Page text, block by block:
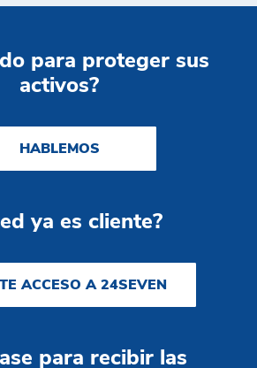
para proteger sus
activos?
HABLEMOS
ya es cliente?
ACCESO A 24SEVEN
para recibir las